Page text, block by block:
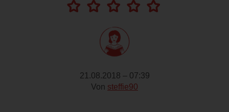
21.08.2018 – 07:39
Von steffie90